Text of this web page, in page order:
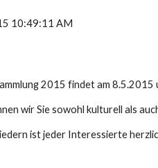
10:49:11 AM
2015 findet am
wir Sie sowohl kulturell als
ist jeder Interessierte